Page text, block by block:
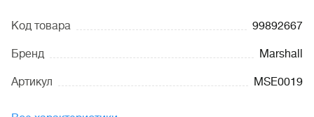
Код товара 99892667
Бренд Marshall
Артикул MSE0019